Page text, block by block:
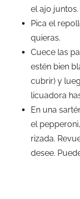
el ajo juntos.
Pica el
quieras.
Cuece las
estén bien
cubrir) y
licuadora
En una
el
rizada.
desee.